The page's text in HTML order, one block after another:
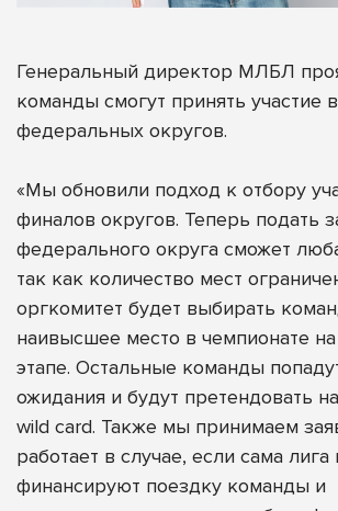
Генеральный директор МЛБЛ
команды смогут принять участие
федеральных округов.
«Мы обновили подход к отбору
финалов округов. Теперь подать
федерального округа сможет
так как количество мест
оргкомитет будет выбирать
наивысшее место в чемпионате
этапе. Остальные команды
ожидания и будут претендовать
wild card. Также мы принимаем
работает в случае, если сама
финансируют поездку команды и